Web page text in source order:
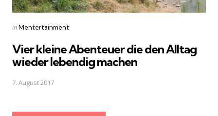
Posted
inMentertainment
Vier kleine Abenteuer die den Alltag
wieder lebendig machen
7. August 2017